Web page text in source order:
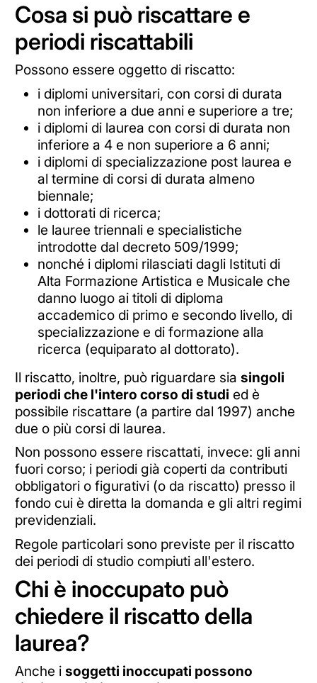
Cosa si può riscattare e
periodi riscattabili
Possono essere oggetto di riscatto:
i diplomi universitari, con corsi di durata
non inferiore a due anni e superiore a tre;
i diplomi di laurea con corsi di durata non
inferiore a 4 e non superiore a 6 anni;
i diplomi di specializzazione post laurea e
al termine di corsi di durata almeno
biennale;
i dottorati di ricerca;
le lauree triennali e specialistiche
introdotte dal decreto 509/1999;
nonché i diplomi rilasciati dagli Istituti di
Alta Formazione Artistica e Musicale che
danno luogo ai titoli di diploma
accademico di primo e secondo livello, di
specializzazione e di formazione alla
ricerca (equiparato al dottorato).
Il riscatto, inoltre, può riguardare sia singoli
periodi che l'intero corso di studi ed è
possibile riscattare (a partire dal 1997) anche
due o più corsi di laurea.
Non possono essere riscattati, invece: gli anni
fuori corso; i periodi già coperti da contributi
obbligatori o figurativi (o da riscatto) presso il
fondo cui è diretta la domanda e gli altri regimi
previdenziali.
Regole particolari sono previste per il riscatto
dei periodi di studio compiuti all'estero.
Chi è inoccupato può
chiedere il riscatto della
laurea?
Anche i soggetti inoccupati possono